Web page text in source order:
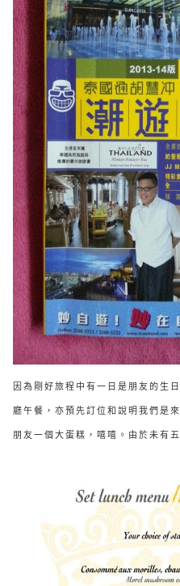
因為剛好旅程中有一日是朋友的生
廳午餐，亦預先訂位和說明我們是
朋友一個大蛋糕，嘻嘻。由於未有